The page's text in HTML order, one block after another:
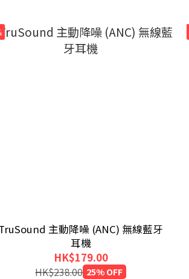
主動降噪 (ANC) 無線藍牙
耳機
HK$179.00
HK$238.00 25% OFF